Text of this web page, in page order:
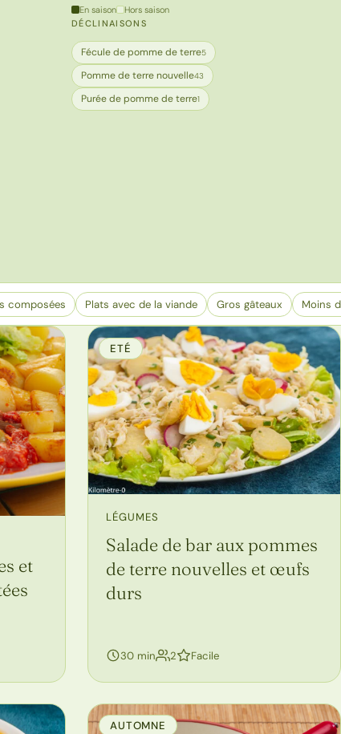
En saison
Hors saison
DÉCLINAISONS
Fécule de pomme de terre5
Pomme de terre nouvelle43
Purée de pomme de terre1
composées Plats avec de la viande Gros gâteaux Moins
et
ETÉ
LÉGUMES
Salade de bar aux pommes
de terre nouvelles et œufs
durs
30 min 2personnes
Facile
AUTOMNE